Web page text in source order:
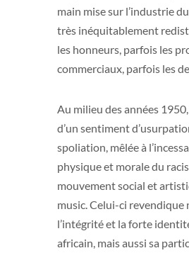
main mise sur l’industrie
très inéquitablement
les honneurs, parfois les
commerciaux, parfois les
Au milieu des années
d’un sentiment
spoliation, mêlée à
physique et morale du
mouvement social et
music. Celui-ci revendique
l’intégrité et la forte
africain, mais aussi sa